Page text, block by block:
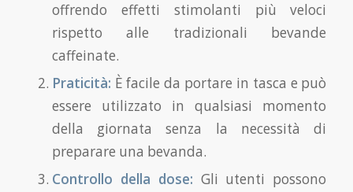
offrendo effetti stimolanti più veloci
rispetto alle tradizionali bevande
caffeinate.
Praticità: È facile da portare in tasca e può
essere utilizzato in qualsiasi momento
della giornata senza la necessità di
preparare una bevanda.
Controllo della dose: Gli utenti possono